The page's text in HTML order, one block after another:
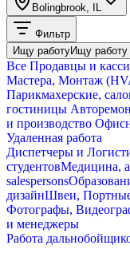
Bolingbrook, IL
Фильтр
Ищу работуИщу работу
Все Продавцы и
Мастера, Монтаж
Парикмахерские,
гостиницы
и производство
Удаленная работа
Диспетчеры и
студентовМедицина,
salespersons
дизайнШвеи,
Фотографы,
и менеджеры
Работа